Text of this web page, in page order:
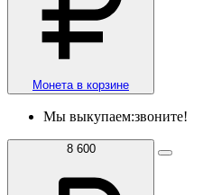
Монета в корзине
Мы выкупаем:звоните!
8 600